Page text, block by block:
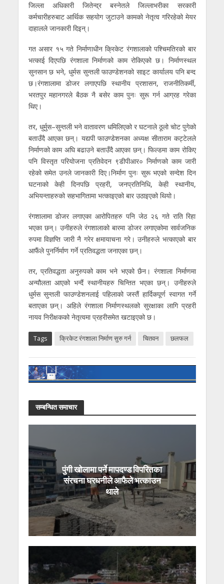
जिल्ला अधिकारी जितेन्द्र बस्नेतले जिल्लाभरीका सरकारी
कर्मचारीहरुबाट आर्थिक सहयोग जुटाउने कामको नेतृत्व गरिरहेको मेयर
दाहालले जानकारी दिइन्।
गत असार १५ गते निर्माणाधीन क्रिकेट रंगशालाको पश्चिमतिरको बार
भत्काई दिएपछि रंगशाला निर्माणको काम रोकिएको छ। निर्माणस्थल
सुनसान छ भने, धुर्मस सुन्तली फाउण्डेशनको साइट कार्यालय पनि बन्द
छ।रंगशालामा डोजर लगाएपछि स्थानीय प्रशासन, राजनीतिकर्मी,
भरतपुर महानगरले बैठक नै बसेर काम पुनः सुरू गर्न आग्रह गरेका
थिए।
तर, धुर्मुस–सुन्तली भने वातावरण धमिलिएको र घटनाले ठूलो चोट पुगेको
बताउँदै आएका छन्। यद्यपी फाउण्डेशनका अध्यक्ष सीताराम कट्टेलले
निर्माणको काम अघि बढाउने बताउँदै आएका छन्। फिल्डमा काम रोकिए
पनि विस्तृत परियोजना प्रतिवेदन ९डीपीआर० निर्माणको काम जारी
रहेको समेत उनले जानकारी दिए।निर्माण पुनः सुरू भएको सन्देश दिन
घटनाको केही दिनपछि प्रहरी, जनप्रतिनिधि, केही स्थानीय,
अभियन्ताहरुको सहभागितामा भत्काइएको बार उठाइएको थियो।
रंगशालामा डोजर लगाएका आरोपितहरु पनि जेठ २६ गते राति रिहा
भएका छन्। उनीहरुले रंगशालाको बारमा डोजर लगाएकोमा सार्वजनिक
रुपमा विज्ञप्ति जारी नै गरेर क्षमायाचना गरे। उनीहरुले भत्काएको बार
आफैंले पुनर्निर्माण गर्ने प्रतिवद्धता जनाएका छन्।
तर, प्रतिवद्धता अनुरुपको काम भने भएको छैन। रंगशाला निर्माणमा
अन्यौलता आएको भन्दैं स्थानीयहरु चिन्तित भएका छन्। उनीहरुले
धुर्मस सुन्तली फाउण्डेशनलाई पहिलाको जस्तैं हार्दिकपूर्ण स्वागत गर्ने
बताएका छन्। अहिले रंगशाला निर्माणस्थलको सुरक्षाका लागि प्रहरी
नायव निरीक्षकको नेतृत्वमा प्रहरीसमेत खटाइएको छ।
Tags क्रिकेट रंगशाला निर्माण सुरु गर्न चितवन छलफल
सम्बन्धित समाचार
पुंगी खोलामा पर्ने मापदण्ड विपरितका
संरचना घरधनीले आफैले भत्काउन
थाले